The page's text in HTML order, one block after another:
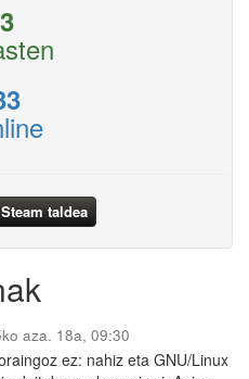
3
taldea
aza. 18a, 09:30
ez: nahiz eta GNU/Linux